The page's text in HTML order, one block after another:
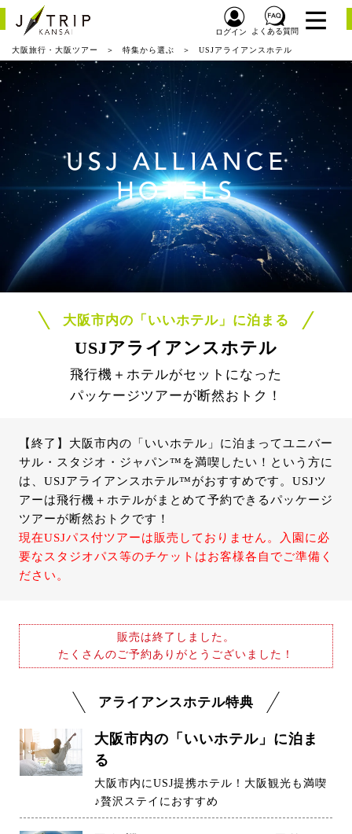
ログイン よくある質問
大阪旅行・大阪ツアー 特集から選ぶ USJアライアンスホテル
USJ ALLIANCE
HOTELS
大阪市内の「いいホテル」に泊まる
USJアライアンスホテル
飛行機＋ホテルがセットになった
パッケージツアーが断然おトク！
【終了】大阪市内の「いいホテル」に泊まってユニバー
サル・スタジオ・ジャパン™を満喫したい！という方に
は、USJアライアンスホテル™がおすすめです。USJツ
アーは飛行機＋ホテルがまとめて予約できるパッケージ
ツアーが断然おトクです！
現在USJパス付ツアーは販売しておりません。入園に必
要なスタジオパス等のチケットはお客様各自でご準備く
ださい。
販売は終了しました。
たくさんのご予約ありがとうございました！
アライアンスホテル特典
大阪市内の「いいホテル」に泊ま
る
大阪市内にUSJ提携ホテル！大阪観光も満喫
♪贅沢ステイにおすすめ